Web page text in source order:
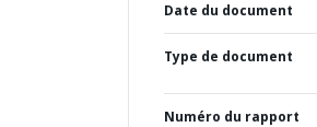
Date du document
Type de document
Numéro du rapport